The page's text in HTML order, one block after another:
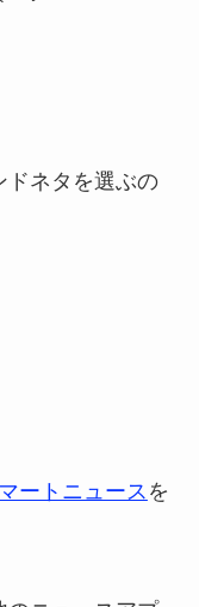
ドネタを選ぶの
ートニュース を